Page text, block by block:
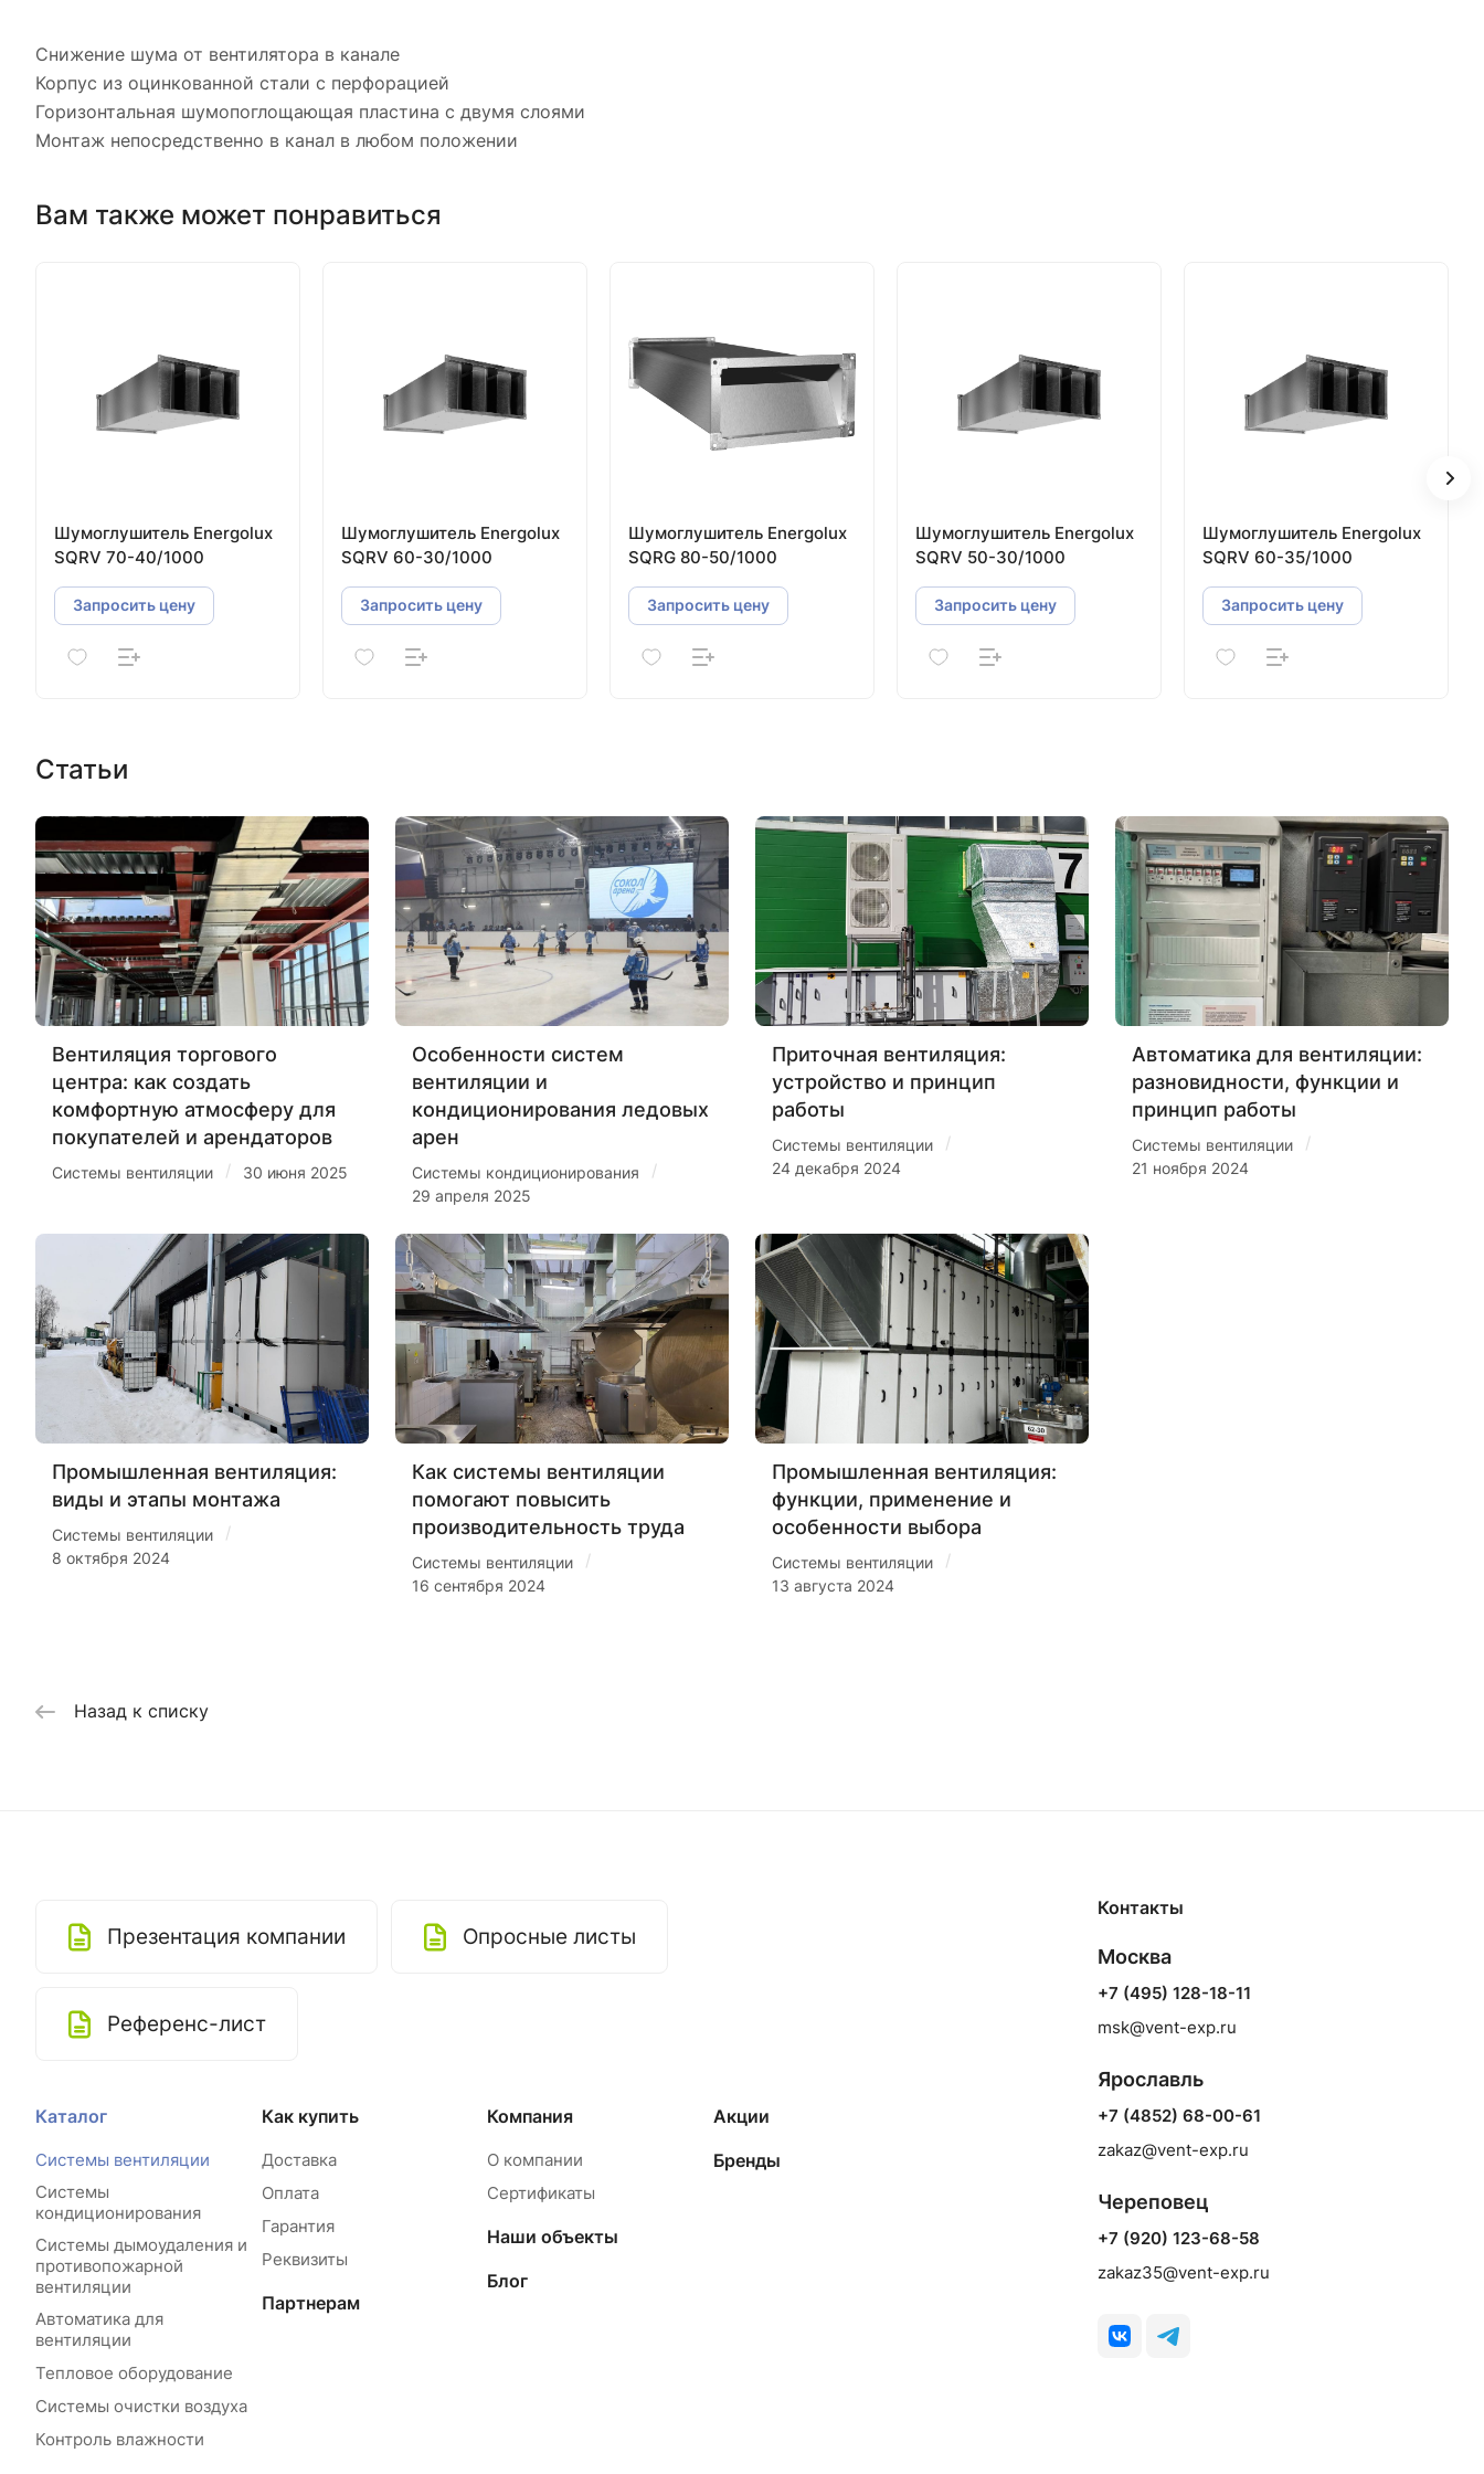
Снижение шума от вентилятора в канале
Корпус из оцинкованной стали с перфорацией
Горизонтальная шумопоглощающая пластина с двумя слоями
Монтаж непосредственно в канал в любом положении
Вам также может понравиться
Шумоглушитель Energolux
SQRV 70-40/1000
Запросить цену
Шумоглушитель Energolux
SQRV 60-30/1000
Запросить цену
Шумоглушитель Energolux
SQRG 80-50/1000
Запросить цену
Шумоглушитель Energolux
SQRV 50-30/1000
Запросить цену
Шумоглушитель Energolux
SQRV 60-35/1000
Запросить цену
Статьи
Вентиляция торгового
центра: как создать
комфортную атмосферу для
покупателей и арендаторов
Системы вентиляции / 30 июня 2025
Особенности систем
вентиляции и
кондиционирования ледовых
арен
Системы кондиционирования /
29 апреля 2025
Приточная вентиляция:
устройство и принцип
работы
Системы вентиляции /
24 декабря 2024
Автоматика для вентиляции:
разновидности, функции и
принцип работы
Системы вентиляции /
21 ноября 2024
Промышленная вентиляция:
виды и этапы монтажа
Системы вентиляции /
8 октября 2024
Как системы вентиляции
помогают повысить
производительность труда
Системы вентиляции /
16 сентября 2024
Промышленная вентиляция:
функции, применение и
особенности выбора
Системы вентиляции /
13 августа 2024
Назад к списку
Презентация компании Опросные листы
Референс-лист
Каталог
Системы вентиляции
Системы
кондиционирования
Системы дымоудаления и
противопожарной
вентиляции
Автоматика для
вентиляции
Тепловое оборудование
Системы очистки воздуха
Контроль влажности
Как купить
Доставка
Оплата
Гарантия
Реквизиты
Партнерам
Компания
О компании
Сертификаты
Наши объекты
Блог
Акции
Бренды
Контакты
Москва
+7 (495) 128-18-11
msk@vent-exp.ru
Ярославль
+7 (4852) 68-00-61
zakaz@vent-exp.ru
Череповец
+7 (920) 123-68-58
zakaz35@vent-exp.ru